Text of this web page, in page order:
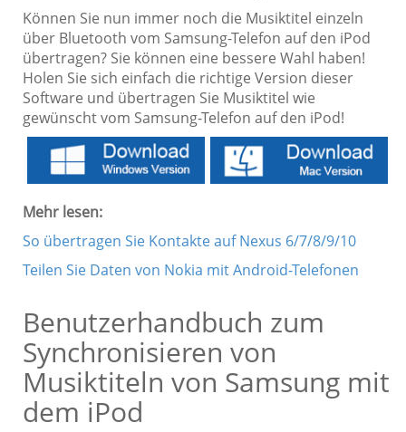
Können Sie nun immer noch die Musiktitel einzeln
über Bluetooth vom Samsung-Telefon auf den iPod
übertragen? Sie können eine bessere Wahl haben!
Holen Sie sich einfach die richtige Version dieser
Software und übertragen Sie Musiktitel wie
gewünscht vom Samsung-Telefon auf den iPod!
Mehr lesen:
So übertragen Sie Kontakte auf Nexus 6/7/8/9/10
Teilen Sie Daten von Nokia mit Android-Telefonen
Benutzerhandbuch zum
Synchronisieren von
Musiktiteln von Samsung mit
dem iPod